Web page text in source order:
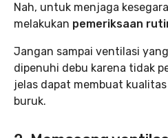
Nah, untuk menjaga
melakukan pemeriksaan
Jangan sampai ventilasi
dipenuhi debu karena tidak
jelas dapat membuat
buruk.